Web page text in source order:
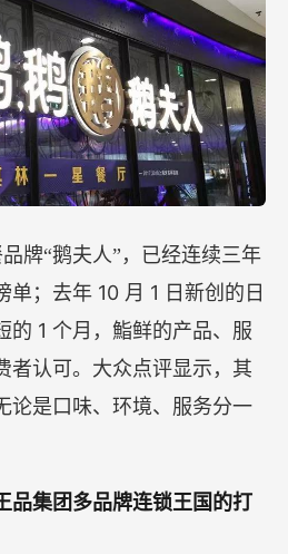
牌“鹅夫人”，已经连续三年
单；去年 10 月 1 日新创的日
的 1 个月，鮨鲜的产品、服
者认可。大众点评显示，其
论是口味、环境、服务分一
品集团多品牌连锁王国的打